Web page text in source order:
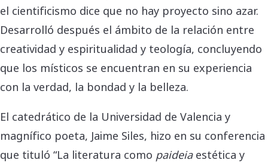
el cientificismo dice que no hay proyecto sino azar.
Desarrolló después el ámbito de la relación entre
creatividad y espiritualidad y teología, concluyendo
que los místicos se encuentran en su experiencia
con la verdad, la bondad y la belleza.
El catedrático de la Universidad de Valencia y
magnífico poeta, Jaime Siles, hizo en su conferencia
que tituló “La literatura como paideiaestética y